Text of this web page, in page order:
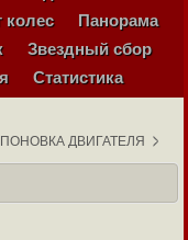
колес
Панорама
Звездный сбор
Статистика
ДВИГАТЕЛЯ